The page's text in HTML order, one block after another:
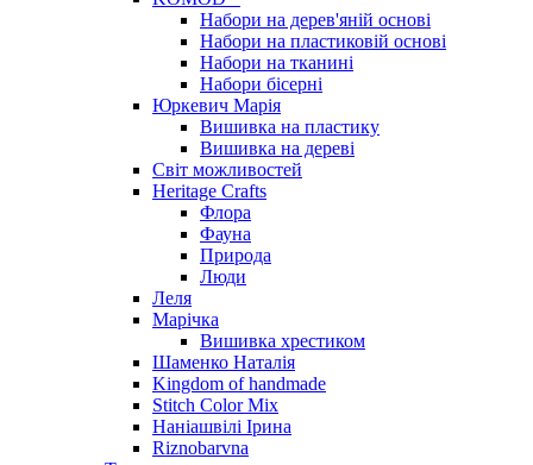
Набори на дерев'яній основі
Набори на пластиковій основі
Набори на тканині
Набори бісерні
Юркевич Марія
Вишивка на пластику
Вишивка на дереві
Світ можливостей
Heritage Crafts
Флора
Фауна
Природа
Люди
Леля
Марічка
Вишивка хрестиком
Шаменко Наталія
Kingdom of handmade
Stitch Color Mix
Наніашвілі Ірина
Riznobarvna